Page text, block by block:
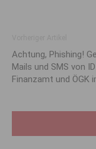
Achtung, Phishing!
Mails und SMS von
Finanzamt und ÖGK